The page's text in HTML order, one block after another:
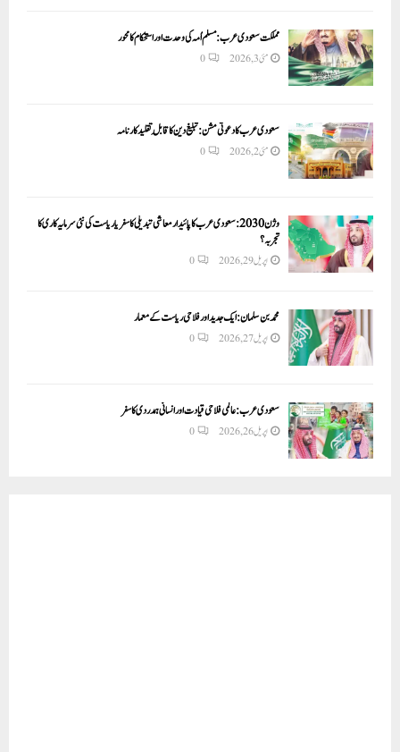
مملکت سعودی عرب: مسلم اُمہ کی وحدت اور استحکام کا محور
مئی 3, 2026 0
سعودی عرب کا دعوتی مشن: تبلیغ دین کا قابلِ تقلید کارنامہ
مئی 2, 2026 0
وژن 2030:سعودی عرب کا پائیدار معاشی تبدیلی کا سفر یا ریاست کی نئی سرمایہ کاری کا
تجربہ؟
اپریل 29, 2026 0
محمد بن سلمان: ایک جدید اور فلاحی ریاست کے معمار
اپریل 27, 2026 0
سعودی عرب: عالمی فلاحی قیادت اور انسانی ہمدردی کا سفر
اپریل 26, 2026 0